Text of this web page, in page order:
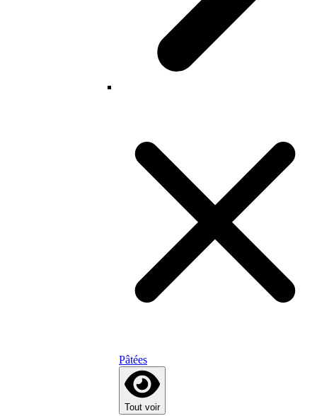
Pâtées
Tout voir